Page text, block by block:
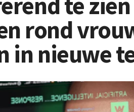
rond
in nieuwe